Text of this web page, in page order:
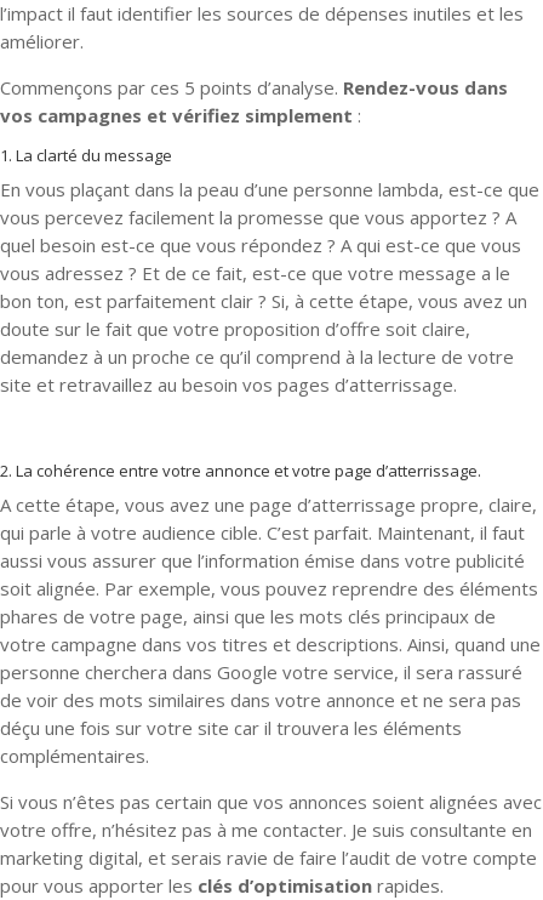
l’impact il faut identifier les sources de dépenses inutiles et les
améliorer.
Commençons par ces 5 points d’analyse. Rendez-vous dans
vos campagnes et vérifiez simplement :
1. La clarté du message
En vous plaçant dans la peau d’une personne lambda, est-ce que
vous percevez facilement la promesse que vous apportez ? A
quel besoin est-ce que vous répondez ? A qui est-ce que vous
vous adressez ? Et de ce fait, est-ce que votre message a le
bon ton, est parfaitement clair ? Si, à cette étape, vous avez un
doute sur le fait que votre proposition d’offre soit claire,
demandez à un proche ce qu’il comprend à la lecture de votre
site et retravaillez au besoin vos pages d’atterrissage.
2. La cohérence entre votre annonce et votre page d’atterrissage.
A cette étape, vous avez une page d’atterrissage propre, claire,
qui parle à votre audience cible. C’est parfait. Maintenant, il faut
aussi vous assurer que l’information émise dans votre publicité
soit alignée. Par exemple, vous pouvez reprendre des éléments
phares de votre page, ainsi que les mots clés principaux de
votre campagne dans vos titres et descriptions. Ainsi, quand une
personne cherchera dans Google votre service, il sera rassuré
de voir des mots similaires dans votre annonce et ne sera pas
déçu une fois sur votre site car il trouvera les éléments
complémentaires.
Si vous n’êtes pas certain que vos annonces soient alignées avec
votre offre, n’hésitez pas à me contacter. Je suis consultante en
marketing digital, et serais ravie de faire l’audit de votre compte
pour vous apporter les clés d’optimisation rapides.